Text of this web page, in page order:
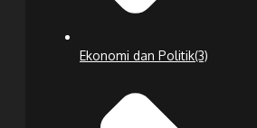
Ekonomi dan Politik(3)